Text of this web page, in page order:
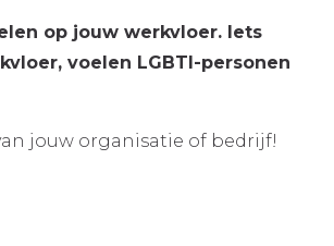
op jouw werkvloer. Iets
voelen LGBTI-personen
jouw organisatie of bedrijf!